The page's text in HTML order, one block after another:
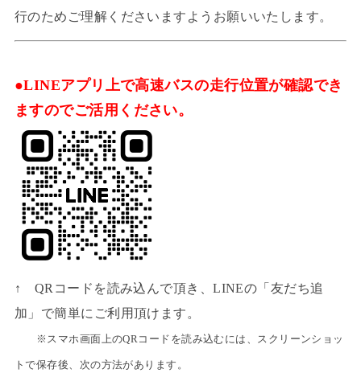
行のためご理解くださいますようお願いいたします。
●LINEアプリ上で高速バスの走行位置が確認でき
ますのでご活用ください。
↑ QRコードを読み込んで頂き、LINEの「友だち追
加」で簡単にご利用頂けます。
※スマホ画面上のQRコードを読み込むには、スクリーンショッ
トで保存後、次の方法があります。